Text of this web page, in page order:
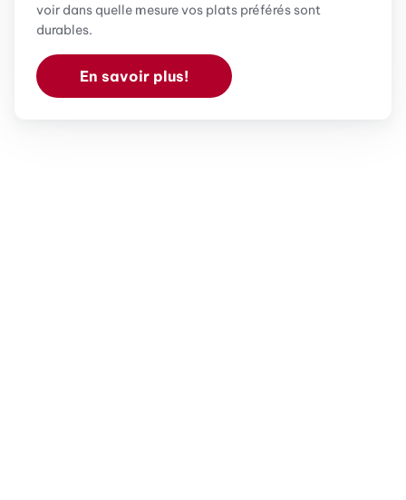
voir dans quelle mesure vos plats préférés sont
durables.
En savoir plus!